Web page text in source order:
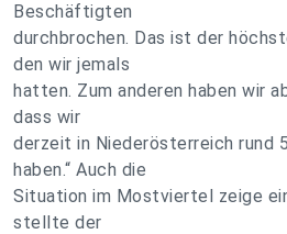
Beschäftigten
durchbrochen. Das ist der
den wir jemals
hatten. Zum anderen haben wir
dass wir
derzeit in Niederösterreich rund
haben.“ Auch die
Situation im Mostviertel zeige
stellte der